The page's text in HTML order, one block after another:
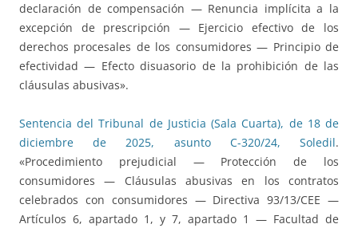
declaración de compensación — Renuncia implícita a la
excepción de prescripción — Ejercicio efectivo de los
derechos procesales de los consumidores — Principio de
efectividad — Efecto disuasorio de la prohibición de las
cláusulas abusivas».
Sentencia del Tribunal de Justicia (Sala Cuarta), de 18 de
diciembre de 2025, asunto C-320/24, Soledil.
«Procedimiento prejudicial — Protección de los
consumidores — Cláusulas abusivas en los contratos
celebrados con consumidores — Directiva 93/13/CEE —
Artículos 6, apartado 1, y 7, apartado 1 — Facultad de